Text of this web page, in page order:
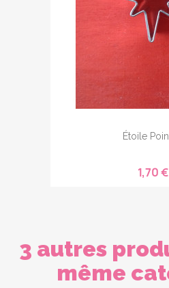
Étoile
1,70 €
3 autres
même